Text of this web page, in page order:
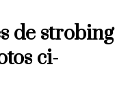
de strobing
ci-